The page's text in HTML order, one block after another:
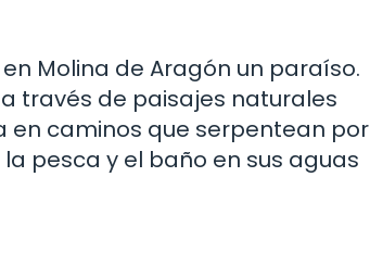
Molina de Aragón un paraíso.
través de paisajes naturales
caminos que serpentean por
pesca y el baño en sus aguas